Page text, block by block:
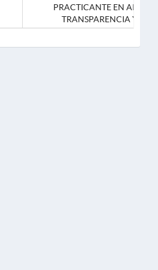
PRACTICANTE EN APOYO
TRANSPARENCIA Y